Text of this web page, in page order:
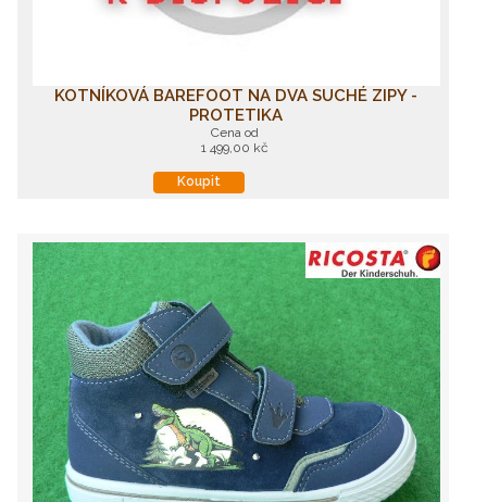
KOTNÍKOVÁ BAREFOOT NA DVA SUCHÉ ZIPY -
PROTETIKA
Cena od
1 499,00 kč
Koupit